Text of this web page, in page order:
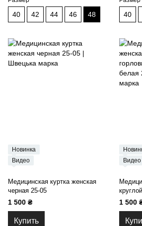
40 42 44 46 48 40
Новинка
Видео
Медицинская куртка женская
черная 25-05
1 500 ₴
Купить
Видео
1 500